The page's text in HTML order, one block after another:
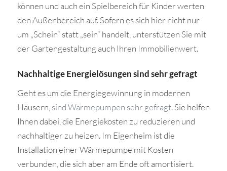
können und auch ein Spielbereich für Kinder werten
den Außenbereich auf. Sofern es sich hier nicht nur
um „Schein“ statt „sein“ handelt, unterstützen Sie mit
der Gartengestaltung auch Ihren Immobilienwert.
Nachhaltige Energielösungen sind sehr gefragt
Geht es um die Energiegewinnung in modernen
Häusern, sind Wärmepumpen sehr gefragt. Sie helfen
Ihnen dabei, die Energiekosten zu reduzieren und
nachhaltiger zu heizen. Im Eigenheim ist die
Installation einer Wärmepumpe mit Kosten
verbunden, die sich aber am Ende oft amortisiert.